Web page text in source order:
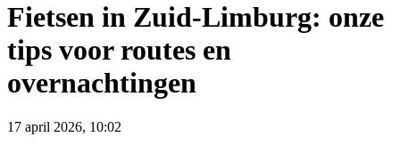
Fietsen in Zuid-Limburg: onze
tips voor routes en
overnachtingen
17 april 2026, 10:02